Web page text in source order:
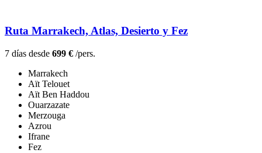
Ruta Marrakech, Atlas, Desierto y Fez
7 días desde 699 € /pers.
Marrakech
Aït Telouet
Aït Ben Haddou
Ouarzazate
Merzouga
Azrou
Ifrane
Fez